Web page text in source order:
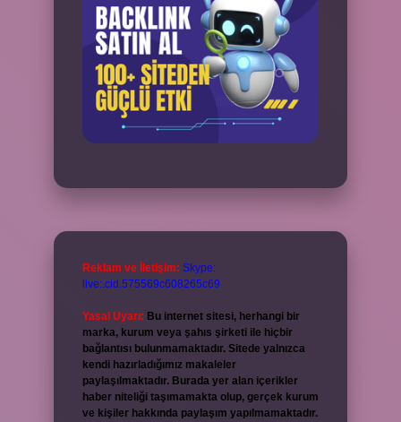
Reklam ve İletişim: Skype:
live:.cid.575569c608265c69
Yasal Uyarı: Bu internet sitesi, herhangi bir
marka, kurum veya şahıs şirketi ile hiçbir
bağlantısı bulunmamaktadır. Sitede yalnızca
kendi hazırladığımız makaleler
paylaşılmaktadır. Burada yer alan içerikler
haber niteliği taşımamakta olup, gerçek kurum
ve kişiler hakkında paylaşım yapılmamaktadır.